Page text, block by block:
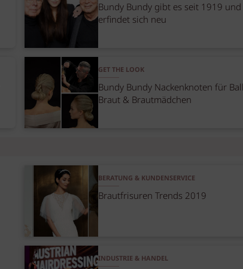
Bundy Bundy gibt es seit 1919 und
erfindet sich neu
GET THE LOOK
Bundy Bundy Nackenknoten für
Braut & Brautmädchen
BERATUNG & KUNDENSERVICE
Brautfrisuren Trends 2019
INDUSTRIE & HANDEL